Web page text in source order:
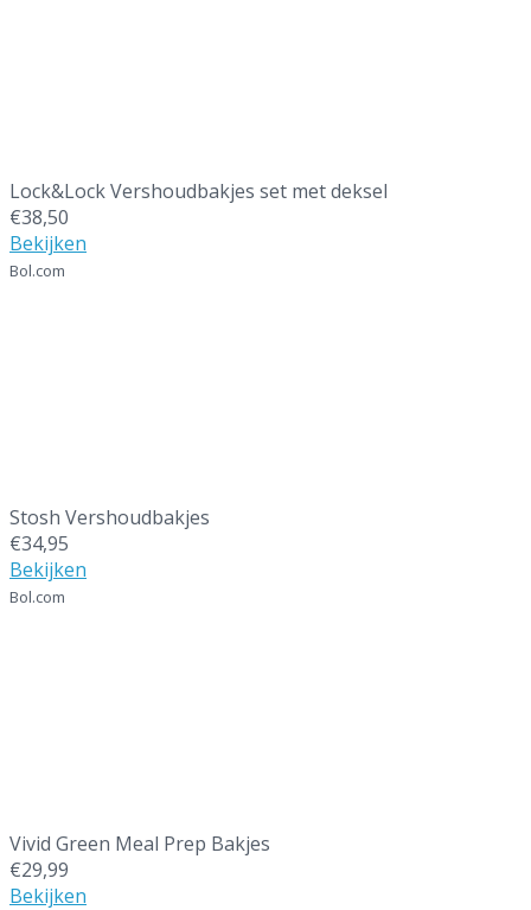
Lock&Lock Vershoudbakjes set met deksel
€38,50
Bekijken
Bol.com
Stosh Vershoudbakjes
€34,95
Bekijken
Bol.com
Vivid Green Meal Prep Bakjes
€29,99
Bekijken